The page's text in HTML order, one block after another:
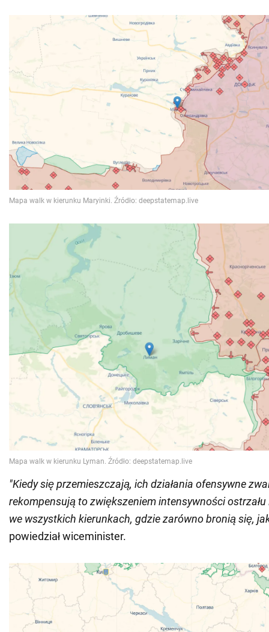
"Kiedy się przemieszczają, ich działania ofensywne
rekompensują to zwiększeniem intensywności
we wszystkich kierunkach, gdzie zarówno bronią się,
powiedział wiceminister.